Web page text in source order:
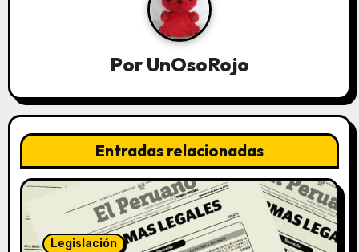
PorUnOsoRojo
Entradas relacionadas
Legislación